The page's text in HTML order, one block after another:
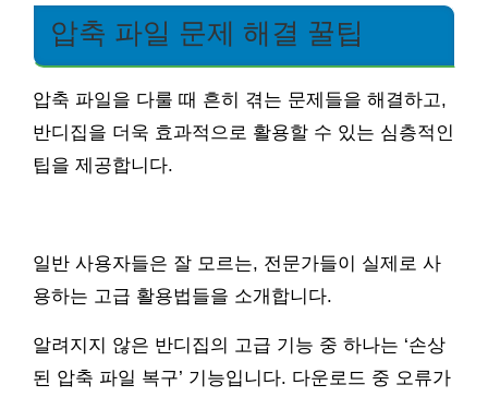
압축 파일 문제 해결 꿀팁
압축 파일을 다룰 때 흔히 겪는 문제들을 해결하고,
반디집을 더욱 효과적으로 활용할 수 있는 심층적인
팁을 제공합니다.
일반 사용자들은 잘 모르는, 전문가들이 실제로 사
용하는 고급 활용법들을 소개합니다.
알려지지 않은 반디집의 고급 기능 중 하나는 ‘손상
된 압축 파일 복구’ 기능입니다. 다운로드 중 오류가